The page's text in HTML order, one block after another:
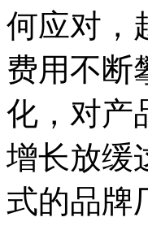
何应对，
费用不断
化，对产
增长放缓
式的品牌